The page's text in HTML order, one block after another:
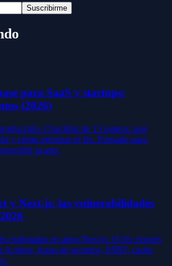
Suscribirme
para SaaS y startups:
(2026)
Checklist de 15 puntos: qué
y cómo priorizar el fix. Pensado para
la app.
y Next.js: las vulnerabilidades
explotadas en apps Next.js 15/16: errores
fugas de secretos, SSRF, cache